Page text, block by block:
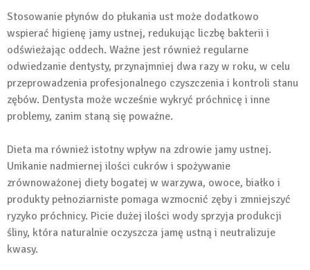
Stosowanie płynów do płukania ust może dodatkowo
wspierać higienę jamy ustnej, redukując liczbę bakterii i
odświeżając oddech. Ważne jest również regularne
odwiedzanie dentysty, przynajmniej dwa razy w roku, w celu
przeprowadzenia profesjonalnego czyszczenia i kontroli stanu
zębów. Dentysta może wcześnie wykryć próchnicę i inne
problemy, zanim staną się poważne.
Dieta ma również istotny wpływ na zdrowie jamy ustnej.
Unikanie nadmiernej ilości cukrów i spożywanie
zrównoważonej diety bogatej w warzywa, owoce, białko i
produkty pełnoziarniste pomaga wzmocnić zęby i zmniejszyć
ryzyko próchnicy. Picie dużej ilości wody sprzyja produkcji
śliny, która naturalnie oczyszcza jamę ustną i neutralizuje
kwasy.